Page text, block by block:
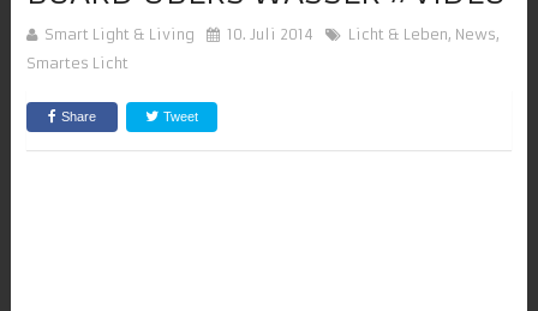
Smart Light & Living 10. Juli 2014 Licht & Leben, News,
Smartes Licht
Share Tweet